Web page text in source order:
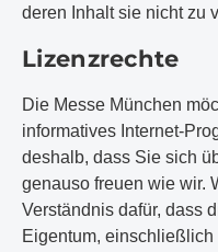
deren Inhalt sie nicht zu
Lizenzrechte
Die Messe München
informatives Internet-
deshalb, dass Sie sich
genauso freuen wie wir.
Verständnis dafür, dass
Eigentum,